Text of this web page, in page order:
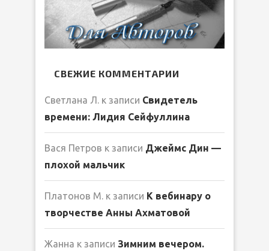
СВЕЖИЕ КОММЕНТАРИИ
Светлана Л. к записи Свидетель
времени: Лидия Сейфуллина
Вася Петров к записи Джеймс Дин —
плохой мальчик
Платонов М. к записи К вебинару о
творчестве Анны Ахматовой
Жанна к записи Зимним вечером.